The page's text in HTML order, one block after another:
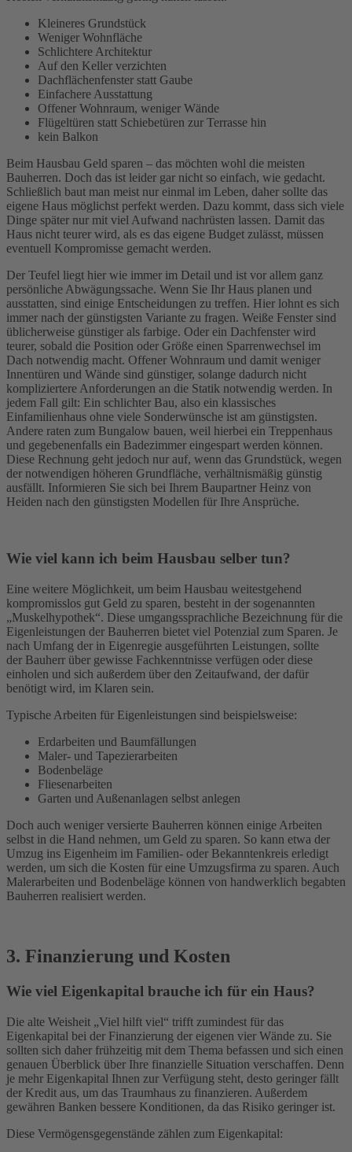
Kleineres Grundstück
Weniger Wohnfläche
Schlichtere Architektur
Auf den Keller verzichten
Dachflächenfenster statt Gaube
Einfachere Ausstattung
Offener Wohnraum, weniger Wände
Flügeltüren statt Schiebetüren zur Terrasse hin
kein Balkon
Beim Hausbau Geld sparen – das möchten wohl die meisten
Bauherren. Doch das ist leider gar nicht so einfach, wie gedacht.
Schließlich baut man meist nur einmal im Leben, daher sollte das
eigene Haus möglichst perfekt werden. Dazu kommt, dass sich viele
Dinge später nur mit viel Aufwand nachrüsten lassen. Damit das
Haus nicht teurer wird, als es das eigene Budget zulässt, müssen
eventuell Kompromisse gemacht werden.
Der Teufel liegt hier wie immer im Detail und ist vor allem ganz
persönliche Abwägungssache. Wenn Sie Ihr Haus planen und
ausstatten, sind einige Entscheidungen zu treffen. Hier lohnt es sich
immer nach der günstigsten Variante zu fragen. Weiße Fenster sind
üblicherweise günstiger als farbige. Oder ein Dachfenster wird
teurer, sobald die Position oder Größe einen Sparrenwechsel im
Dach notwendig macht. Offener Wohnraum und damit weniger
Innentüren und Wände sind günstiger, solange dadurch nicht
kompliziertere Anforderungen an die Statik notwendig werden. In
jedem Fall gilt: Ein schlichter Bau, also ein klassisches
Einfamilienhaus ohne viele Sonderwünsche ist am günstigsten.
Andere raten zum Bungalow bauen, weil hierbei ein Treppenhaus
und gegebenenfalls ein Badezimmer eingespart werden können.
Diese Rechnung geht jedoch nur auf, wenn das Grundstück, wegen
der notwendigen höheren Grundfläche, verhältnismäßig günstig
ausfällt. Informieren Sie sich bei Ihrem Baupartner Heinz von
Heiden nach den günstigsten Modellen für Ihre Ansprüche.
Wie viel kann ich beim Hausbau selber tun?
Eine weitere Möglichkeit, um beim Hausbau weitestgehend
kompromisslos gut Geld zu sparen, besteht in der sogenannten
„Muskelhypothek“. Diese umgangssprachliche Bezeichnung für die
Eigenleistungen der Bauherren bietet viel Potenzial zum Sparen. Je
nach Umfang der in Eigenregie ausgeführten Leistungen, sollte
der Bauherr über gewisse Fachkenntnisse verfügen oder diese
einholen und sich außerdem über den Zeitaufwand, der dafür
benötigt wird, im Klaren sein.
Typische Arbeiten für Eigenleistungen sind beispielsweise:
Erdarbeiten und Baumfällungen
Maler- und Tapezierarbeiten
Bodenbeläge
Fliesenarbeiten
Garten und Außenanlagen selbst anlegen
Doch auch weniger versierte Bauherren können einige Arbeiten
selbst in die Hand nehmen, um Geld zu sparen. So kann etwa der
Umzug ins Eigenheim im Familien- oder Bekanntenkreis erledigt
werden, um sich die Kosten für eine Umzugsfirma zu sparen. Auch
Malerarbeiten und Bodenbeläge können von handwerklich begabten
Bauherren realisiert werden.
3. Finanzierung und Kosten
Wie viel Eigenkapital brauche ich für ein Haus?
Die alte Weisheit „Viel hilft viel“ trifft zumindest für das
Eigenkapital bei der Finanzierung der eigenen vier Wände zu. Sie
sollten sich daher frühzeitig mit dem Thema befassen und sich einen
genauen Überblick über Ihre finanzielle Situation verschaffen. Denn
je mehr Eigenkapital Ihnen zur Verfügung steht, desto geringer fällt
der Kredit aus, um das Traumhaus zu finanzieren. Außerdem
gewähren Banken bessere Konditionen, da das Risiko geringer ist.
Diese Vermögensgegenstände zählen zum Eigenkapital: